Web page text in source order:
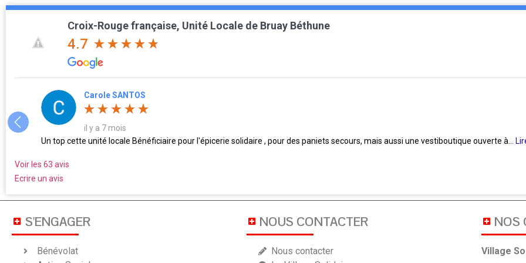
Croix-Rouge française, Unité Locale de Bruay Béthune
4.7
Carole SANTOS
il y a 7 mois
Un top cette unité locale Bénéficiaire pour l'épicerie solidaire , pour des paniets secours, mais aussi une vestiboutique ouverte à...
Voir les 63 avis
Ecrire un avis
S'ENGAGER
Bénévolat
NOUS CONTACTER
Nous contacter
NOS
Village